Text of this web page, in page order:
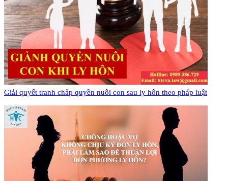
Giải quyết tranh chấp quyền nuôi con sau ly hôn theo pháp luật